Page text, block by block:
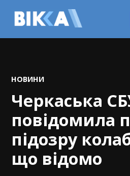
POSTED
НОВИНИ
Черкаська
повідомила
підозру
що відомо